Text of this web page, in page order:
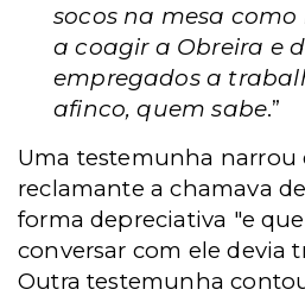
socos na mesa
a coagir a Obreira e
empregados a
afinco, quem sabe.”
Uma testemunha narrou
reclamante a chamava
forma depreciativa "e
conversar com ele devia
Outra testemunha